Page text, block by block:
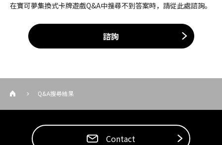
在寶可夢集換式卡牌遊戲Q&A中搜尋不到答案時，請從此處諮詢。
諮詢
Q&A搜尋結果
Contact